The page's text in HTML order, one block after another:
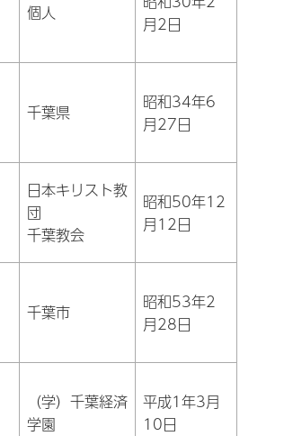
個人
月2日
千葉県
昭和34年6
月27日
日本キリスト教
団
千葉教会
昭和50年12
月12日
千葉市
昭和53年2
月28日
（学）千葉経済
学園
平成1年3月
10日